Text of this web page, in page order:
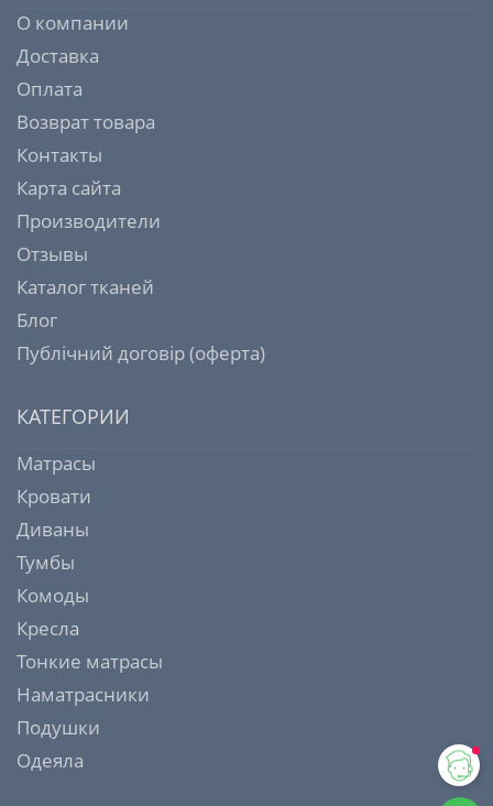
О компании
Доставка
Оплата
Возврат товара
Контакты
Карта сайта
Производители
Отзывы
Каталог тканей
Блог
Публічний договір (оферта)
КАТЕГОРИИ
Матрасы
Кровати
Диваны
Тумбы
Комоды
Кресла
Тонкие матрасы
Наматрасники
Подушки
Одеяла